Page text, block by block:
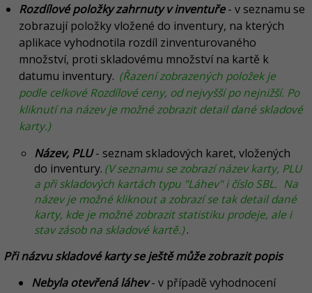
Rozdílové položky zahrnuty v inventuře- v seznamu se
zobrazují položky vložené do inventury, na kterých
aplikace vyhodnotila rozdíl zinventurovaného
množství, proti skladovému množství na kartě k
datumu inventury. (Řazení zobrazených položek je
podle celkové Rozdílové ceny, od nejvyšší po nejnižší. Po
kliknutí na název je možné zobrazit detail dané skladové
karty.)
Název, PLU- seznam skladových karet, vložených
do inventury. (V seznamu se zobrazí název karty, PLU
a při skladových kartách typu "Láhev" i číslo SBL. Na
název je možné kliknout a zobrazí se tak detail dané
karty, kde je možné zobrazit statistiku prodeje, ale i
stav zásob na skladové kartě.).
Při názvu skladové karty se ještě může zobrazit popis
Nebyla otevřená láhev- v případě vyhodnocení